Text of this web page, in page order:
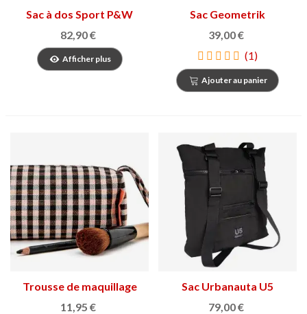
Sac à dos Sport P&W
82,90 €
Afficher plus
Sac Geometrik
39,00 €
(1)
Ajouter au panier
Trousse de maquillage
farcell
11,95 €
Sac Urbanauta U5
79,00 €